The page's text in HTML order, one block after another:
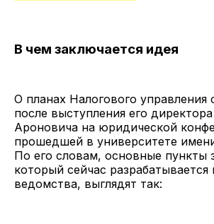
В чем заключается идея
О планах Налогового управления
после выступления его
Ароновича на юридической
прошедшей в университете
По его словам, основные пункты
который сейчас
ведомства, выглядят так: